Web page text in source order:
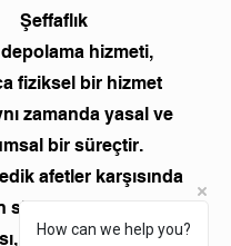
Şeffaflık
hizmeti,
fiziksel bir hizmet
zamanda yasal ve
bir süreçtir.
afetler karşısında
sigorta kapsamında
eşya depolama
How can we help you?